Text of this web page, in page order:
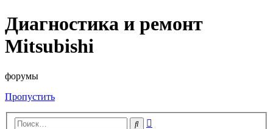
Диагностика и ремонт
Mitsubishi
форумы
Пропустить
Поиск